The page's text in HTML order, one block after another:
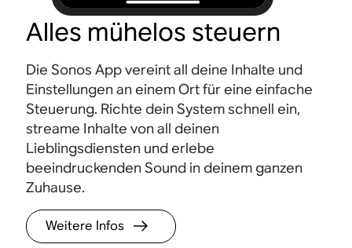
Alles mühelos steuern
Die Sonos App vereint all deine Inhalte und
Einstellungen an einem Ort für eine einfache
Steuerung. Richte dein System schnell ein,
streame Inhalte von all deinen
Lieblingsdiensten und erlebe
beeindruckenden Sound in deinem ganzen
Zuhause.
Weitere Infos